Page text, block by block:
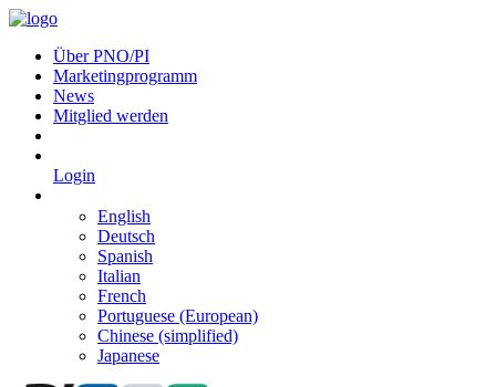
Über PNO/PI
Marketingprogramm
News
Mitglied werden
Login
English
Deutsch
Spanish
Italian
French
Portuguese (European)
Chinese (simplified)
Japanese